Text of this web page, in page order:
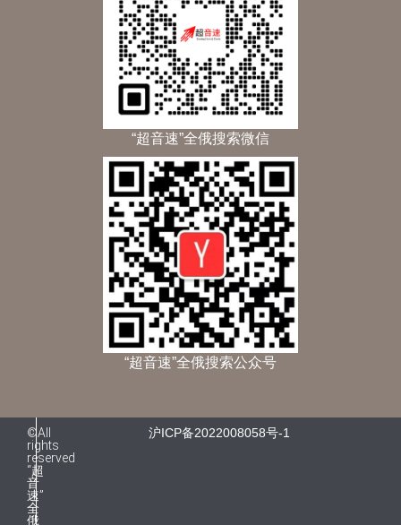
“超音速”全俄搜索微信
“超音速”全俄搜索公众号
©All
rights
reserved
“超
音
速”
全
俄
沪ICP备2022008058号-1